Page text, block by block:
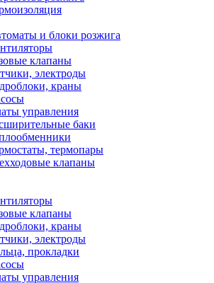
и блоки розжига
клапаны
электроды
краны
управления
баки
термопары
клапаны
клапаны
краны
электроды
прокладки
управления